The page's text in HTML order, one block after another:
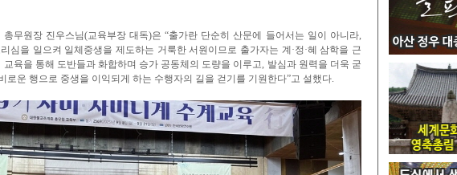
무원장 진우스님(교육부장 대독)은 “출가란 단순히 산문에 들어서는 일이 아니라,
심을 일으켜 일체중생을 제도하는 거룩한 서원이므로 출가자는 계·정·혜 삼학을 근
교육을 통해 도반들과 화합하며 승가 공동체의 도량을 이루고, 발심과 원력을 더욱 굳
로운 행으로 중생을 이익되게 하는 수행자의 길을 걷기를 기원한다”고 설했다.